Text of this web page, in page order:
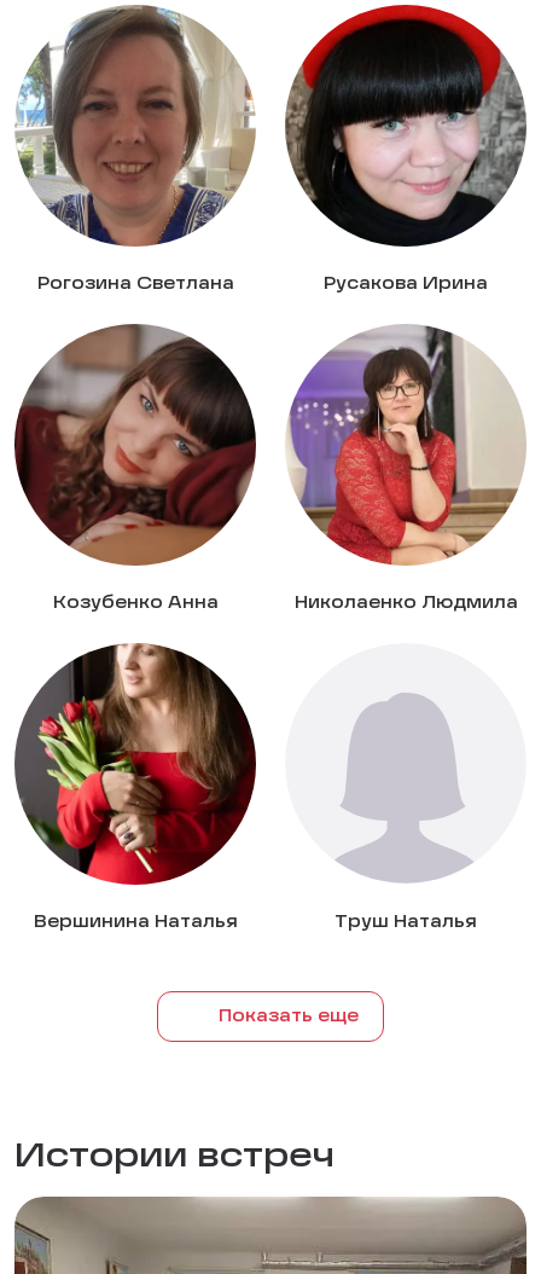
Рогозина Светлана Русакова Ирина
Козубенко Анна Николаенко Людмила
Вершинина Наталья Труш Наталья
Показать еще
Истории встреч